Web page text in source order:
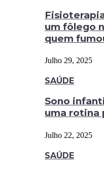
um fôlego
quem
Julho 29, 2025
SAÚDE
Sono
uma rotina
Julho 22, 2025
SAÚDE